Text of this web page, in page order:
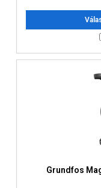
Grundfos